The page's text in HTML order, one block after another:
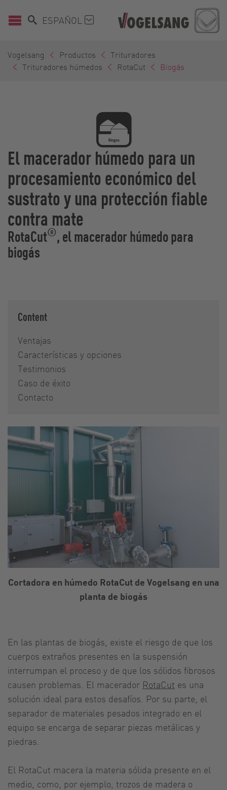
ESPAÑOL
Vogelsang Productos
Trituradores
Trituradores húmedos
RotaCut Biogás
El macerador húmedo para un
procesamiento económico del
sustrato y una protección fiable
contra mate
RotaCut®, el macerador húmedo para
biogás
Content
Ventajas
Características y opciones
Testimonios
Caso de éxito
Contacto
En las plantas de biogás, existe el riesgo de que los
cuerpos extraños presentes en la suspensión
interrumpan el proceso y de que los sólidos fibrosos
causen problemas. El macerador RotaCut es una
solución ideal para estos desafíos. Por su parte, el
separador de materiales pesados integrado en el
equipo se encarga de separar piezas metálicas y
piedras.
El RotaCut macera la materia sólida presente en el
medio, como, por ejemplo, trozos de madera o
Cortadora en húmedo RotaCut de Vogelsang en una
planta de biogás